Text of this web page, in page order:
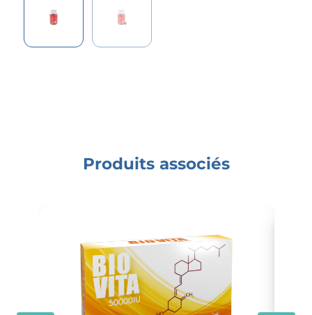
Produits associés